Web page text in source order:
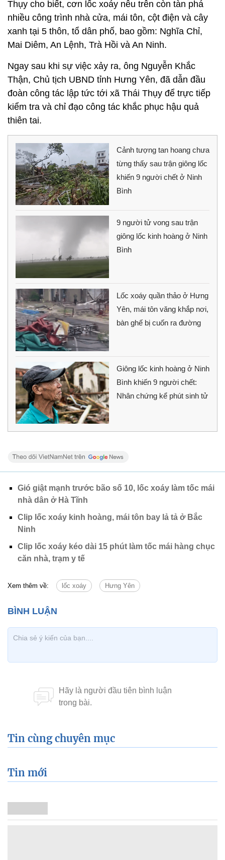
Thụy cho biết, cơn lốc xoáy nêu trên còn tàn phá
nhiều công trình nhà cửa, mái tôn, cột điện và cây
xanh tại 5 thôn, tổ dân phố, bao gồm: Nghĩa Chỉ,
Mai Diêm, An Lệnh, Trà Hồi và An Ninh.
Ngay sau khi sự việc xảy ra, ông Nguyễn Khắc
Thận, Chủ tịch UBND tỉnh Hưng Yên, đã dẫn đầu
đoàn công tác lập tức tới xã Thái Thụy để trực tiếp
kiểm tra và chỉ đạo công tác khắc phục hậu quả
thiên tai.
Cảnh tượng tan hoang chưa
từng thấy sau trận giông lốc
khiến 9 người chết ở Ninh
Bình
9 người tử vong sau trận
giông lốc kinh hoàng ở Ninh
Bình
Lốc xoáy quần thảo ở Hưng
Yên, mái tôn văng khắp nơi,
bàn ghế bị cuốn ra đường
Giông lốc kinh hoàng ở Ninh
Bình khiến 9 người chết:
Nhân chứng kể phút sinh tử
Gió giật mạnh trước bão số 10, lốc xoáy làm tốc mái
nhà dân ở Hà Tĩnh
Clip lốc xoáy kinh hoàng, mái tôn bay lả tả ở Bắc
Ninh
Clip lốc xoáy kéo dài 15 phút làm tốc mái hàng chục
căn nhà, trạm y tế
Xem thêm về: lốc xoáy Hưng Yên
Tin cùng chuyên mục
Tin mới